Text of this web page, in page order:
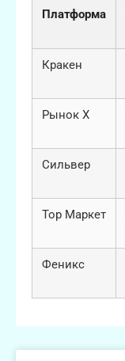
Платформа
Кракен
Рынок X
Сильвер
Тор Маркет
Феникс